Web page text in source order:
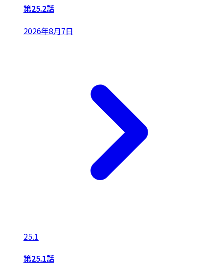
第25.2話
2026年8月7日
25.1
第25.1話